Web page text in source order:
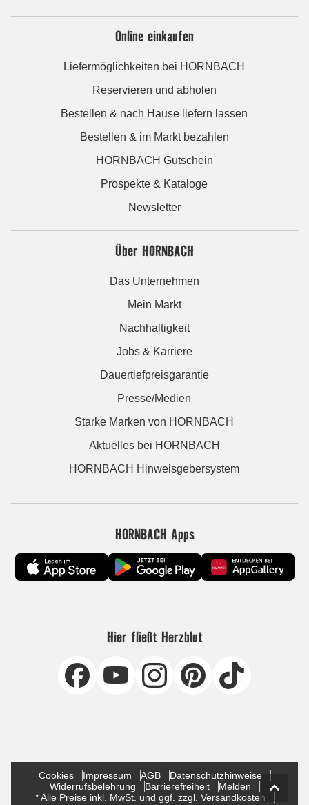
Online einkaufen
Liefermöglichkeiten bei HORNBACH
Reservieren und abholen
Bestellen & nach Hause liefern lassen
Bestellen & im Markt bezahlen
HORNBACH Gutschein
Prospekte & Kataloge
Newsletter
Über HORNBACH
Das Unternehmen
Mein Markt
Nachhaltigkeit
Jobs & Karriere
Dauertiefpreisgarantie
Presse/Medien
Starke Marken von HORNBACH
Aktuelles bei HORNBACH
HORNBACH Hinweisgebersystem
HORNBACH Apps
Hier fließt Herzblut
Cookies Impressum AGB
Datenschutzhinweise
Widerrufsbelehrung
Barrierefreiheit
Melden
* Alle Preise inkl. MwSt. und ggf. zzgl. Versandkosten